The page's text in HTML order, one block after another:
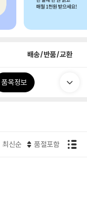
배송/반품/교환
품목정보
최신순 품절포함